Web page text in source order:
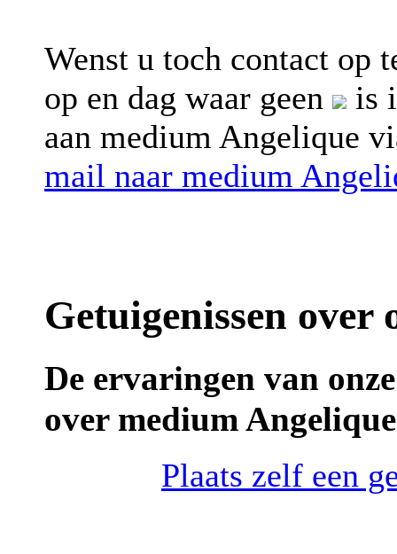
Wenst u toch contact op
op en dag waar geen
is
aan medium Angelique
mail naar medium
Getuigenissen over
De ervaringen van
over medium Angelique
Plaats zelf een